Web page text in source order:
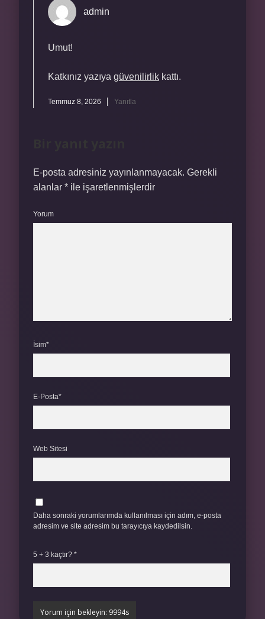
admin
Umut!
Katkınız yazıya güvenilirlik kattı.
Temmuz 8, 2026 Yanıtla
E-posta adresiniz yayınlanmayacak. Gerekli
alanlar * ile işaretlenmişlerdir
Yorum
İsim*
E-Posta*
Web Sitesi
Daha sonraki yorumlarımda kullanılması için adım, e-posta
adresim ve site adresim bu tarayıcıya kaydedilsin.
5 + 3 kaçtır? *